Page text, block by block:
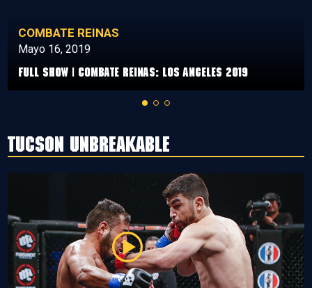
COMBATE REINAS
Mayo 16, 2019
Full Show | Combate Reinas: Los Angeles 2019
Tucson Unbreakable